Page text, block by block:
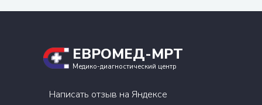
ЕВРОМЕД-МРТ
Медико-диагностический центр
Написать отзыв на Яндексе